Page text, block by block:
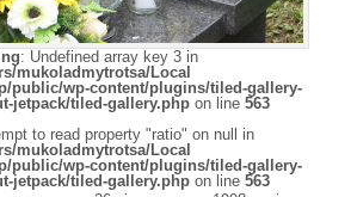
: Undefined array key 3 in
mukoladmytrotsa/Local
public/wp-content/plugins/tiled-gallery-
jetpack/tiled-gallery.php on line 563
to read property "ratio" on null in
mukoladmytrotsa/Local
public/wp-content/plugins/tiled-gallery-
jetpack/tiled-gallery.php on line 563